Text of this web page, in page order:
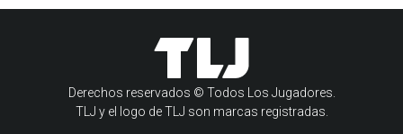
Derechos reservados © Todos Los Jugadores.
TLJ y el logo de TLJ son marcas registradas.